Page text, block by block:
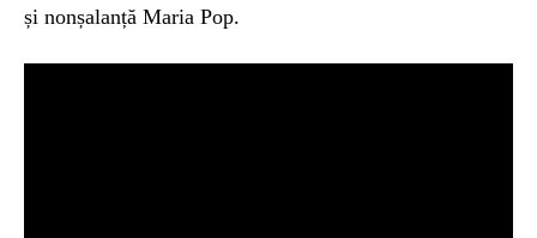
și nonșalanță Maria Pop.